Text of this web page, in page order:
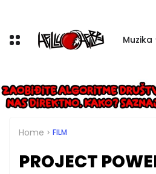
Muzika
Home FILM
PROJECT